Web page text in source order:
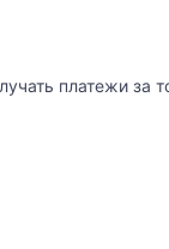
платежи за